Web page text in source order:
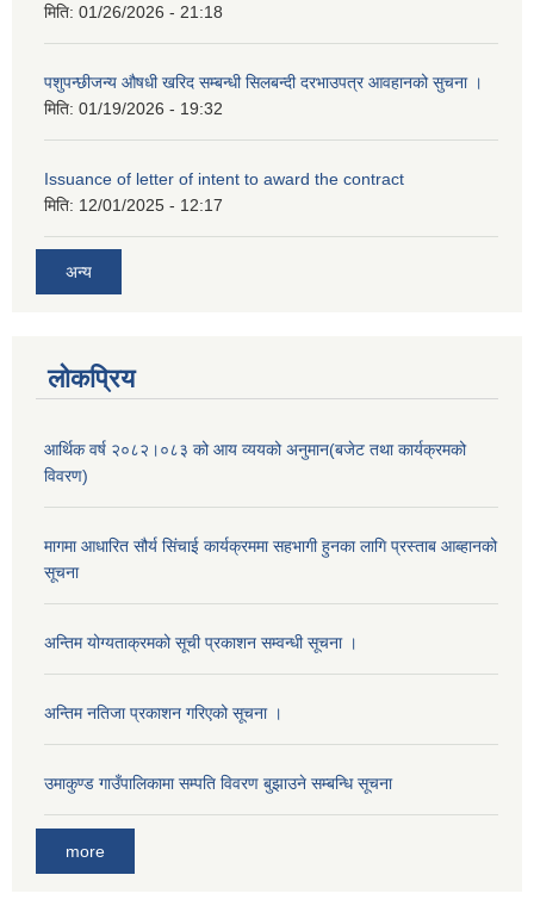
मिति: 01/26/2026 - 21:18
पशुपन्छीजन्य औषधी खरिद सम्बन्धी सिलबन्दी दरभाउपत्र आवहानको सुचना ।
मिति: 01/19/2026 - 19:32
Issuance of letter of intent to award the contract
मिति: 12/01/2025 - 12:17
अन्य
लोकप्रिय
आर्थिक वर्ष २०८२।०८३ को आय व्ययको अनुमान(बजेट तथा कार्यक्रमको
विवरण)
मागमा आधारित सौर्य सिंचाई कार्यक्रममा सहभागी हुनका लागि प्रस्ताब आब्हानको
सूचना
अन्तिम योग्यताक्रमको सूची प्रकाशन सम्वन्धी सूचना ।
अन्तिम नतिजा प्रकाशन गरिएको सूचना ।
उमाकुण्ड गाउँपालिकामा सम्पति विवरण बुझाउने सम्बन्धि सूचना
more